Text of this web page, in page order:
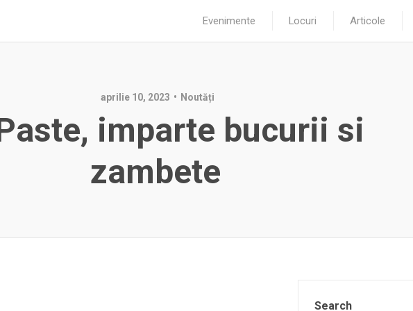
Evenimente Locuri Articole
aprilie 10, 2023 Noutăți
imparte bucurii si
zambete
Search